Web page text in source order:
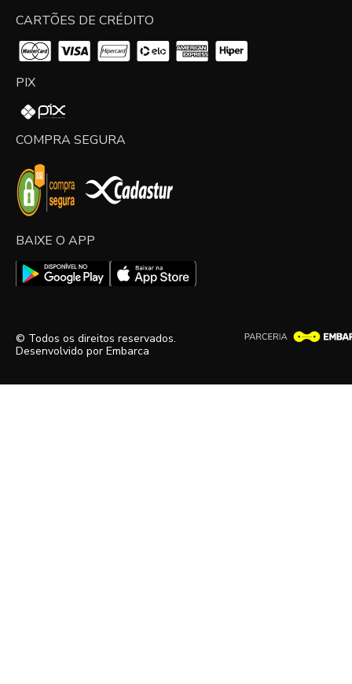
CARTÕES DE CRÉDITO
PIX
COMPRA SEGURA
BAIXE O APP
© Todos os direitos reservados.
Desenvolvido por Embarca